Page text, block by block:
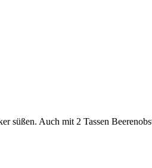
süßen. Auch mit 2 Tassen